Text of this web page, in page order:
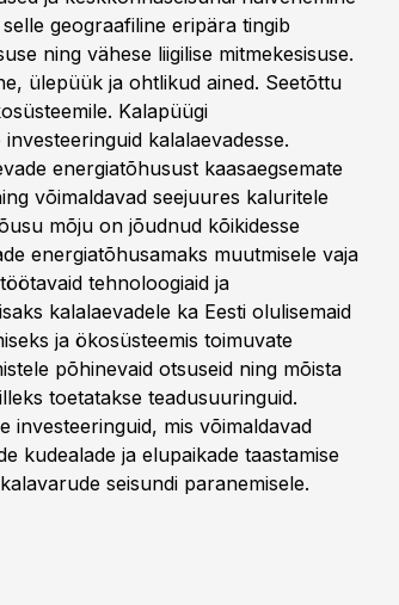
geograafiline eripära tingib
ning vähese liigilise mitmekesisuse.
ülepüük ja ohtlikud ained. Seetõttu
Kalapüügi
kalalaevadesse.
energiatõhusust kaasaegsemate
võimaldavad seejuures kaluritele
mõju on jõudnud kõikidesse
energiatõhusamaks muutmisele vaja
tehnoloogiaid ja
kalalaevadele ka Eesti olulisemaid
ja ökosüsteemis toimuvate
põhinevaid otsuseid ning mõista
toetatakse teadusuuringuid.
investeeringuid, mis võimaldavad
kudealade ja elupaikade taastamise
seisundi paranemisele.